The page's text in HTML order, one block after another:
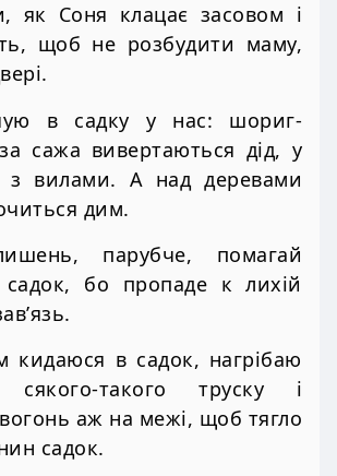
як Соня клацає засовом і
щоб не розбудити маму,
в садку у нас: шориг-
сажа вивертаються дід, у
з вилами. А над деревами
дим.
парубче, помагай
садок, бо пропаде к лихій
кидаюся в садок, нагрібаю
сякого-такого труску і
аж на межі, щоб тягло
садок.